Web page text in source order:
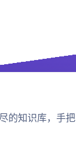
的知识库，手把